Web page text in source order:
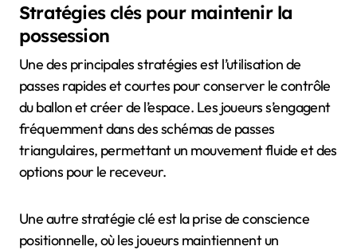
Stratégies clés pour maintenir la
possession
Une des principales stratégies est l’utilisation de
passes rapides et courtes pour conserver le contrôle
du ballon et créer de l’espace. Les joueurs s’engagent
fréquemment dans des schémas de passes
triangulaires, permettant un mouvement fluide et des
options pour le receveur.
Une autre stratégie clé est la prise de conscience
positionnelle, où les joueurs maintiennent un